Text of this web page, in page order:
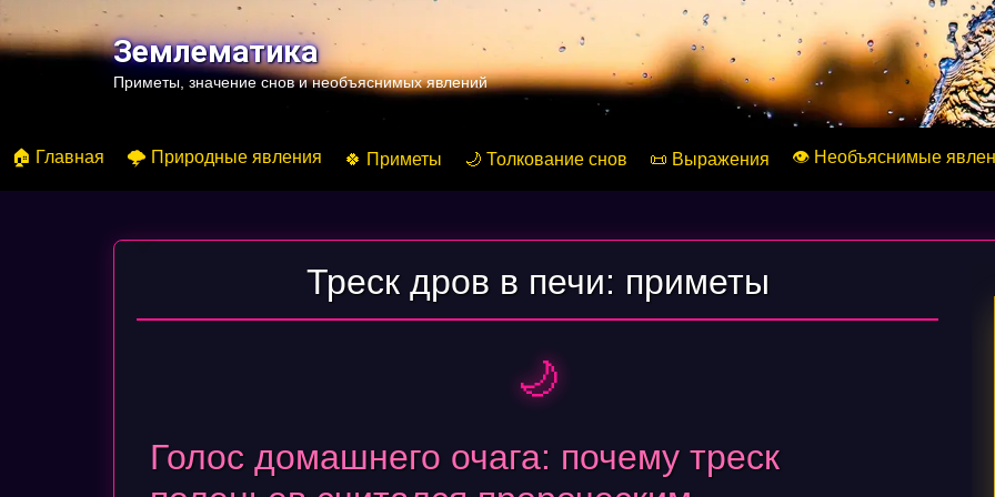
к
содержимомуЗемлематика
Приметы, значение снов и необъяснимых явлений
🏠 Главная 🌩️ Природные явления 🍀 Приметы 🌙 Толкование снов 📜 Выражения 👁️ Необъяснимые
Треск дров в печи: приметы
🌙
Голос домашнего очага: почему треск